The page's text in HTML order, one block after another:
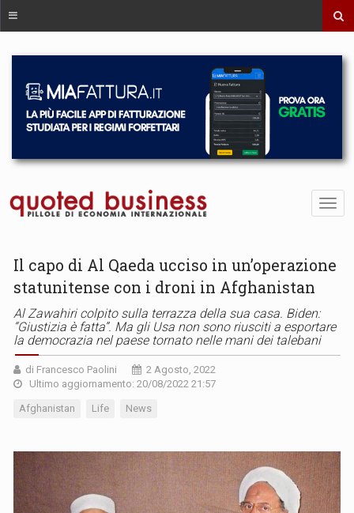
Il capo di Al Qaeda ucciso in un’operazione
statunitense con i droni in Afghanistan
Al Zawahiri colpito sulla terrazza della sua casa. Biden:
“Giustizia è fatta”. Ma gli Usa non sono riusciti a esportare
la democrazia nel paese tornato nelle mani dei talebani
di Francesco Paolini
2 Agosto, 2022
Ultimo aggiornamento: 20/08/2022 21:57
Afghanistan Life News